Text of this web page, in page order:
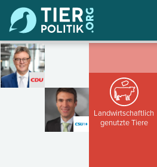
Landwirtschaftlich
genutzte Tiere